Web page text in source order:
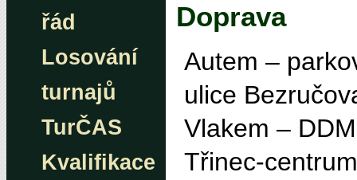
řád
Losování
turnajů
TurČAS
Kvalifikace
Doprava
Autem –
ulice
Vlakem – DDM
Třinec-